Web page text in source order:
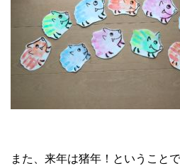
また、来年は猪年！ということ